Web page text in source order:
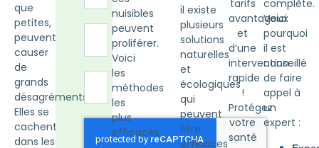
que
petites,
peuvent
causer
de
grands
désagréments.
Elles se
cachent
dans les
nuisibles
peuvent
proliférer.
Voici
les
méthodes
les
plus
efficaces
il existe
plusieurs
solutions
naturelles
et
écologiques
qui
peuvent
être
efficaces
tarifs
avantageux
et
d’une
intervention
rapide
!
Protégez
votre
santé
complète.
Voici
pourquoi
il est
conseillé
de faire
appel à
un
expert :